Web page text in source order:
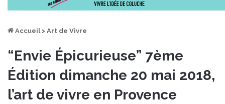
Accueil > Art de Vivre
“Envie Épicurieuse” 7ème
Édition dimanche 20 mai 2018,
l’art de vivre en Provence